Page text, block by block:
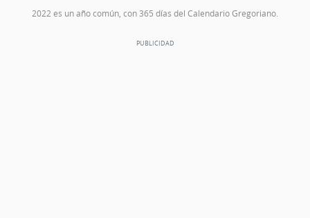
2022 es un año común, con 365 días del Calendario Gregoriano.